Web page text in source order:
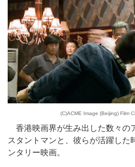
(C)ACME Image (Beijing) Film
香港映画界が生み出した数々の
スタントマンと、彼らが活躍した
ンタリー映画。